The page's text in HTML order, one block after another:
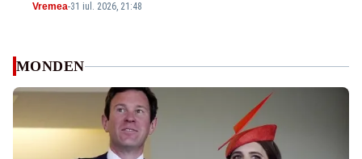
Vremea-31 iul. 2026, 21:48
MONDEN